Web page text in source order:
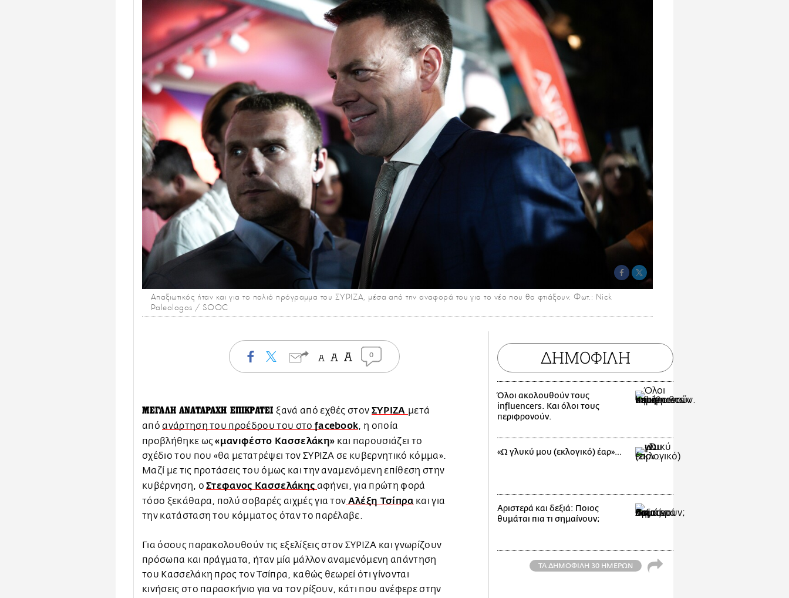
Απαξιωτικός ήταν και για το παλιό πρόγραμμα του ΣΥΡΙΖΑ, μέσα από την αναφορά του για το νέο που θα φτιάξουν. Φωτ.: Nick
Paleologos / SOOC
0
ΜΕΓΑΛΗ ΑΝΑΤΑΡΑΧΗ ΕΠΙΚΡΑΤΕΙξανά από εχθές στον ΣΥΡΙΖΑ μετά
απόανάρτηση του προέδρου του στο facebook, η οποία
προβλήθηκε ως«μανιφέστο Κασσελάκη» και παρουσιάζει το
σχέδιο του που «θα μετατρέψει τον ΣΥΡΙΖΑ σε κυβερνητικό κόμμα».
Μαζί με τις προτάσεις του όμως και την αναμενόμενη επίθεση στην
κυβέρνηση, οΣτεφανος Κασσελάκης αφήνει, για πρώτη φορά
τόσο ξεκάθαρα, πολύ σοβαρές αιχμές για τον Αλέξη Τσίπρα και για
την κατάσταση του κόμματος όταν το παρέλαβε.
Για όσους παρακολουθούν τις εξελίξεις στον ΣΥΡΙΖΑ και γνωρίζουν
πρόσωπα και πράγματα, ήταν μία μάλλον αναμενόμενη απάντηση
του Κασσελάκη προς τον Τσίπρα, καθώς θεωρεί ότι γίνονται
κινήσεις στο παρασκήνιο για να τον ρίξουν, κάτι που ανέφερε στην
ΔΗΜΟΦΙΛΗ
Όλοι ακολουθούν τους
influencers. Και όλοι τους
περιφρονούν.
«Ω γλυκύ μου (εκλογικό) έαρ»…
Αριστερά και δεξιά: Ποιος
θυμάται πια τι σημαίνουν;
ΤΑ ΔΗΜΟΦΙΛΗ 30 ΗΜΕΡΩΝ